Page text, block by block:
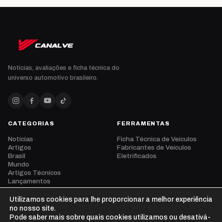
Notícias, avaliações e ficha técnica do
universo automotivo brasileiro.
CATEGORIAS
Notícias
Artigos
Brasil
Mundo
Artigos Técnicos
Lançamentos
Eventos
Opinião
Vídeos
FERRAMENTAS
Ficha Técnica de Veículos
Fabricantes de Veículos
Eletrificados
Utilizamos cookies para lhe proporcionar a melhor experiência
no nosso site.
Pode saber mais sobre quais cookies utilizamos ou desativá-